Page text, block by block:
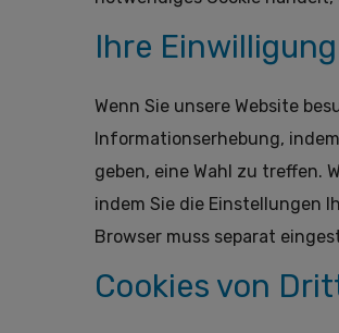
Ihre Einwilligung
Wenn Sie unsere Website
Informationserhebung,
geben, eine Wahl zu treffen.
indem Sie die Einstellungen
Browser muss separat
Cookies von